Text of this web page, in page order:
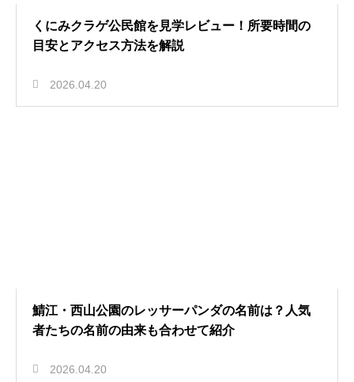
くにみクラゲ公民館を見学レビュー！所要時間の
目安とアクセス方法を解説
2026.04.20
鯖江・西山公園のレッサーパンダの名前は？人気
者たちの名前の由来も合わせて紹介
2026.04.20